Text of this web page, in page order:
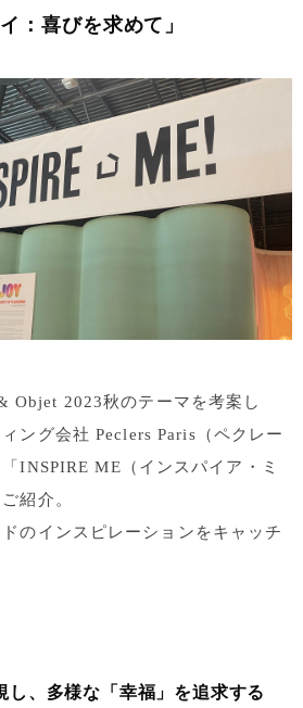
：喜びを求めて」
Objet 2023秋のテーマを考案し
ング会社 Peclers Paris（ペクレー
INSPIRE ME（インスパイア・ミ
紹介。
のインスピレーションをキャッチ
し、多様な「幸福」を追求する